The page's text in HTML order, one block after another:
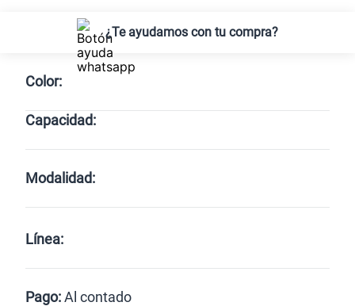
¿Te ayudamos con tu compra?
Color:
Capacidad:
Cargando memorias disponibles
Modalidad:
Línea:
Pago:Al contado